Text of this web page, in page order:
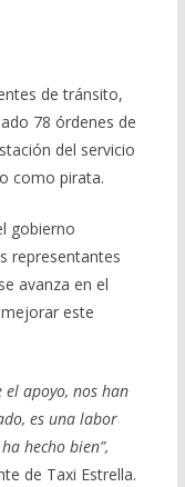
de tránsito,
78 órdenes de
del servicio
como pirata.
gobierno
representantes
avanza en el
este
el apoyo, nos han
es una labor
hecho bien”,
de Taxi Estrella.